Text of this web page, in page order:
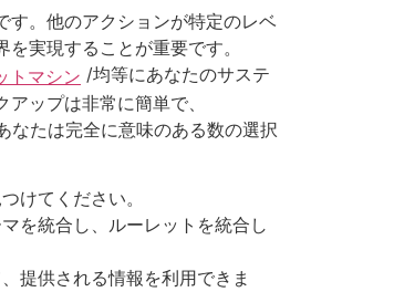
す。他のアクションが特定のレベ
実現することが重要です。
トマシン /均等にあなたのサステ
ップは非常に簡単で、
なたは完全に意味のある数の選択
けてください。
を統合し、ルーレットを統合し
提供される情報を利用できま